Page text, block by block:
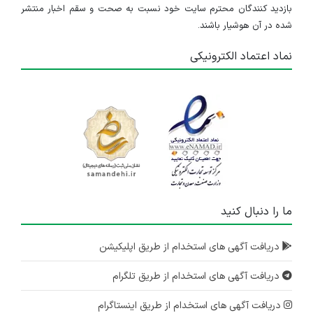
بازدید کنندگان محترم سایت خود نسبت به صحت و سقم اخبار منتشر
شده در آن هوشیار باشند.
نماد اعتماد الکترونیکی
ما را دنبال کنید
دریافت آگهی های استخدام از طریق اپلیکیشن
دریافت آگهی های استخدام از طریق تلگرام
دریافت آگهی های استخدام از طریق اینستاگرام